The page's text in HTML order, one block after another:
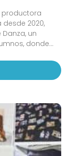
productora
desde 2020,
un
donde...